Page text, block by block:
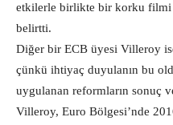
etkilerle birlikte bir korku filmi
belirtti.
Diğer bir ECB üyesi Villeroy
çünkü ihtiyaç duyulanın bu
uygulanan reformların sonuç
Villeroy, Euro Bölgesi’nde